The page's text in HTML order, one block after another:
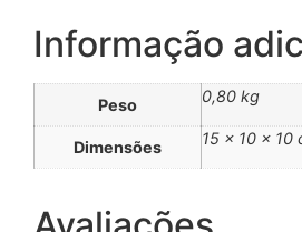
Informação
Peso 0,80 kg
Dimensões 15 × 10 × 10